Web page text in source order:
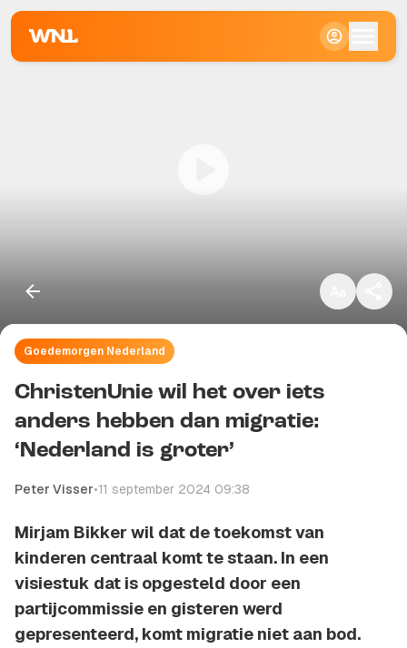
Goedemorgen Nederland
ChristenUnie wil het over iets
anders hebben dan migratie:
‘Nederland is groter’
Peter Visser•11 september 2024 09:38
Mirjam Bikker wil dat de toekomst van
kinderen centraal komt te staan. In een
visiestuk dat is opgesteld door een
partijcommissie en gisteren werd
gepresenteerd, komt migratie niet aan bod.